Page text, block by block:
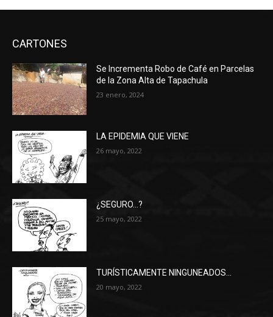
CARTONES
Se Incrementa Robo de Café en Parcelas
de la Zona Alta de Tapachula
23 enero, 2024
LA EPIDEMIA QUE VIENE
26 mayo, 2022
¿SEGURO…?
25 mayo, 2022
TURÍSTICAMENTE NINGUNEADOS…
20 mayo, 2022